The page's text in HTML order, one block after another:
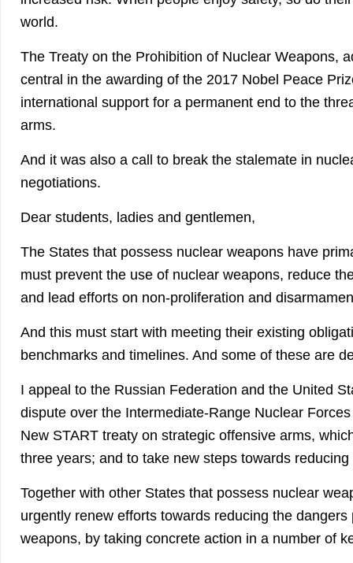
world.
The Treaty on the Prohibition of Nuclear Weapons,
central in the awarding of the 2017 Nobel Peace
international support for a permanent end to the
arms.
And it was also a call to break the stalemate in
negotiations.
Dear students, ladies and gentlemen,
The States that possess nuclear weapons have
must prevent the use of nuclear weapons, reduce
and lead efforts on non-proliferation and
And this must start with meeting their existing
benchmarks and timelines. And some of these are
I appeal to the Russian Federation and the United
dispute over the Intermediate-Range Nuclear
New START treaty on strategic offensive arms,
three years; and to take new steps towards
Together with other States that possess nuclear
urgently renew efforts towards reducing the dangers
weapons, by taking concrete action in a number of